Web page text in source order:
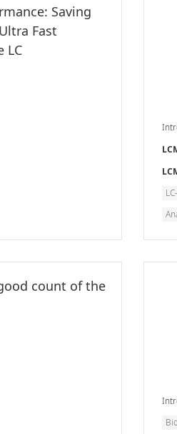
Saving
Fast
LC
count of the